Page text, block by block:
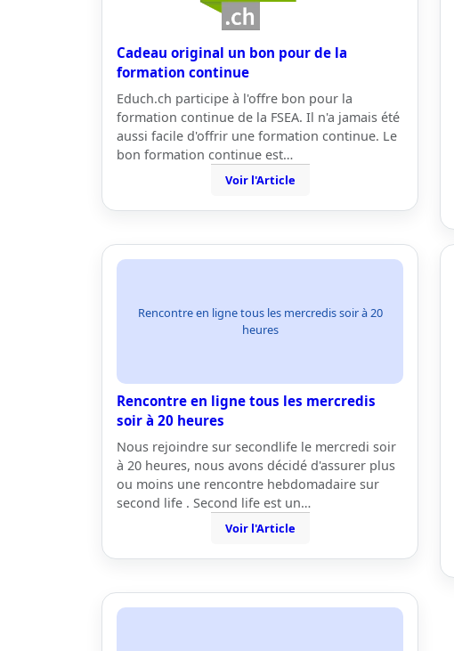
Cadeau original un bon pour de la
formation continue
Educh.ch participe à l'offre bon pour la
formation continue de la FSEA. Il n'a jamais été
aussi facile d'offrir une formation continue. Le
bon formation continue est…
Voir l'Article
Rencontre en ligne tous les mercredis soir à 20
heures
Rencontre en ligne tous les mercredis
soir à 20 heures
Nous rejoindre sur secondlife le mercredi soir
à 20 heures, nous avons décidé d'assurer plus
ou moins une rencontre hebdomadaire sur
second life . Second life est un…
Voir l'Article